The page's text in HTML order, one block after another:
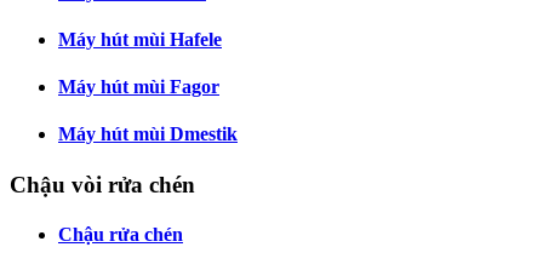
Máy hút mùi Hafele
Máy hút mùi Fagor
Máy hút mùi Dmestik
Chậu vòi rửa chén
Chậu rửa chén